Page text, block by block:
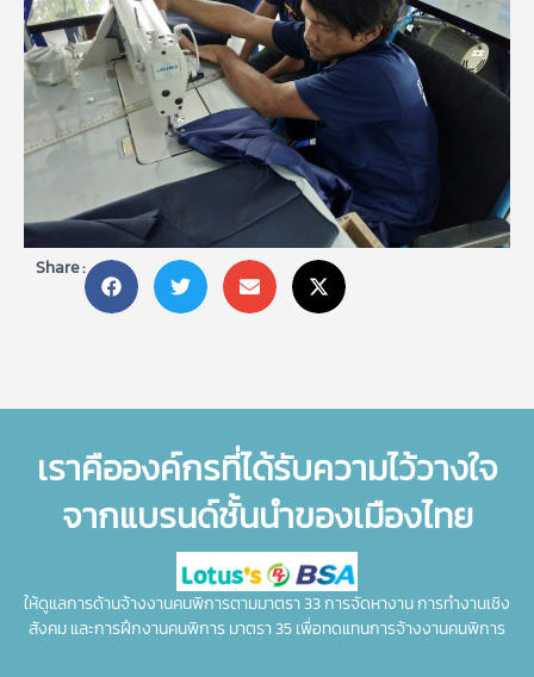
Share :
เราคือองค์กรที่ได้รับความไว้วางใจ
จากแบรนด์ชั้นนำของเมืองไทย
ให้ดูแลการด้านจ้างงานคนพิการตามมาตรา 33 การจัดหางาน การทำงานเชิง
สังคม และการฝึกงานคนพิการ มาตรา 35 เพื่อทดแทนการจ้างงานคนพิการ